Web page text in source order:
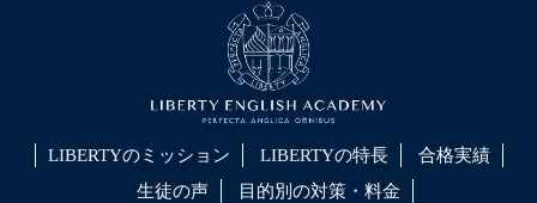
LIBERTYのミッション LIBERTYの特長
合格実績
生徒の声
目的別の対策・料金